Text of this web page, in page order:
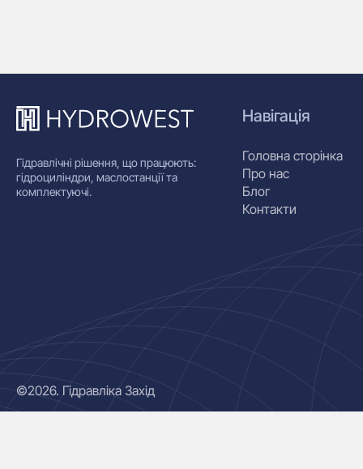
Гідравлічні рішення, що працюють:
гідроциліндри, маслостанції та
комплектуючі.
Навігація
Головна сторінка
Про нас
Блог
Контакти
©2026. Гідравліка Захід